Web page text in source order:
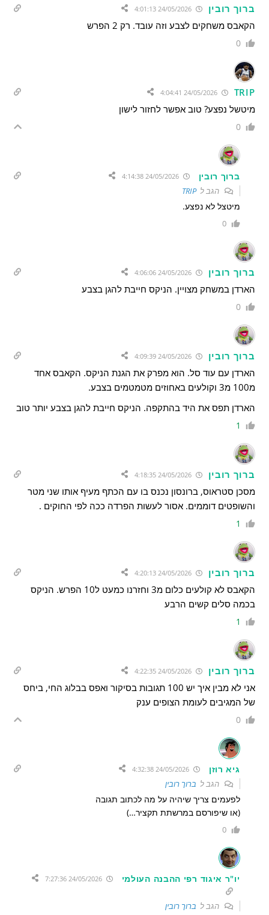
ברוך רובין 24/05/2026 4:01:13
הקאבס משחקים לצבע וזה עובד. רק 2 הפרש
0
TRIP
24/05/2026 4:04:41
מיטשל נפצע? טוב אפשר לחזור לישון
0
ברוך רובין 24/05/2026 4:14:38
הגב לTRIP
מיטצל לא נפצע.
0
ברוך רובין 24/05/2026 4:06:06
הארדן במשחק מצויין. הניקס חייבת להגן בצבע
0
ברוך רובין 24/05/2026 4:09:39
הארדן עם עוד סל. הוא מפרק את הגנת הניקס. הקאבס אחד
מ100 מ3 וקולעים באחוזים מטמטמים בצבע.
הארדן תפס את היד בהתקפה. הניקס חייבת להגן בצבע יותר טוב
1
ברוך רובין 24/05/2026 4:18:35
מסכן סטראוס, ברונסון נכנס בו עם הכתף מעיף אותו שני מטר
והשופטים דוממים. אסור לעשות הפרדה ככה לפי החוקים .
1
ברוך רובין 24/05/2026 4:20:13
הקאבס לא קולעים כלום מ3 וחזרנו כמעט ל10 הפרש. הניקס
בכמה סלים קשים הרבע
1
ברוך רובין 24/05/2026 4:22:35
אני לא מבין איך יש 100 תגובות בסיקור ואפס בבלוג החי, ביחס
של המגיבים לעומת הצופים ענק
0
גיא רוזן 24/05/2026 4:32:38
הגב ל ברוך רובין
לפעמים צריך שיהיה על מה לכתוב תגובה
(או שיפורסם במרשתת תקציר…)
0
יו"ר איגוד רפי ההבנה העולמי 24/05/2026 7:27:36
הגב ל ברוך רובין